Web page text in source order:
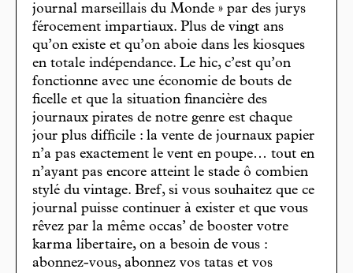
journal marseillais du Monde » par des jurys
férocement impartiaux. Plus de vingt ans
qu’on existe et qu’on aboie dans les kiosques
en totale indépendance. Le hic, c’est qu’on
fonctionne avec une économie de bouts de
ficelle et que la situation financière des
journaux pirates de notre genre est chaque
jour plus difficile : la vente de journaux papier
n’a pas exactement le vent en poupe… tout en
n’ayant pas encore atteint le stade ô combien
stylé du vintage. Bref, si vous souhaitez que ce
journal puisse continuer à exister et que vous
rêvez par la même occas’ de booster votre
karma libertaire, on a besoin de vous :
abonnez-vous, abonnez vos tatas et vos